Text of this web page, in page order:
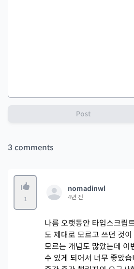
Post
3 comments
1
nomadinwl
4년 전
나름 오랫동안 타입스크립
도 제대로 모르고 쓰던 것
모르는 개념도 많았는데 이
수 있게 되어서 너무 좋았습